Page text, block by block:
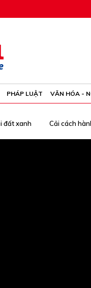
PHÁP LUẬT VĂN HÓA -
đất xanh Cải cách